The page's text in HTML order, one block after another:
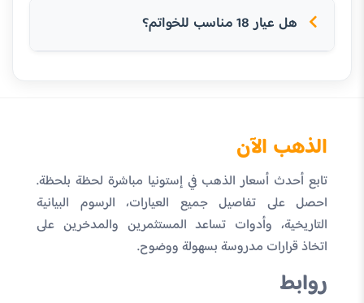
هل عيار 18 مناسب للخواتم؟
الذهب الآن
تابع أحدث أسعار الذهب في إستونيا مباشرة لحظة بلحظة.
احصل على تفاصيل جميع العيارات، الرسوم البيانية
التاريخية، وأدوات تساعد المستثمرين والمدخرين على
اتخاذ قرارات مدروسة بسهولة ووضوح.
روابط